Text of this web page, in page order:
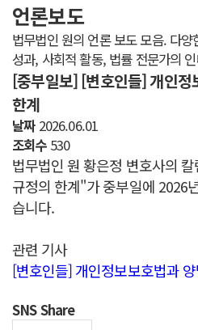
언론보도
법무법인 원의 언론 보도 모음. 다
성과, 사회적 활동, 법률 전문가의
[중부일보] [변호인들] 개인정
한계
날짜2026.06.01
조회수530
법무법인 원 황은정 변호사의
규정의 한계"가 중부일에 2026
습니다.
관련 기사
[변호인들] 개인정보보호법과
SNSShare